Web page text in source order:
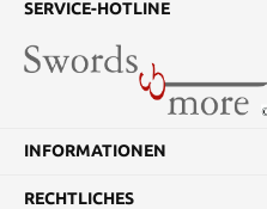
SERVICE-HOTLINE
INFORMATIONEN
RECHTLICHES